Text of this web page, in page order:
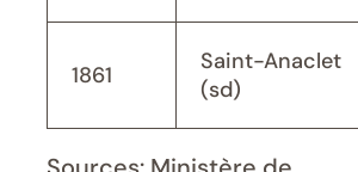
1861
Saint-Anaclet
(sd)